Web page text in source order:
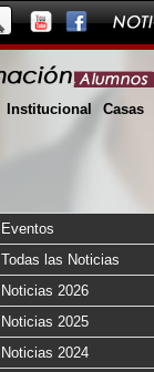
Institucional Casas
Eventos
Todas las Noticias
Noticias 2026
Noticias 2025
Noticias 2024